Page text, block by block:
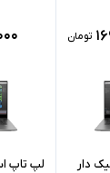
تومان
دار
لپ تاپ